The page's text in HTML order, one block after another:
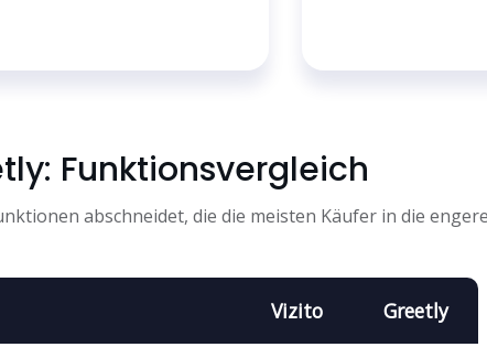
Funktionsvergleich
abschneidet, die die meisten Käufer in die
Vizito Greetly